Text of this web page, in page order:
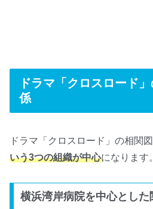
ドラマ「クロスロード
係
ドラマ「クロスロード」の相関図
いう3つの組織が中心になります。
横浜湾岸病院を中心とした